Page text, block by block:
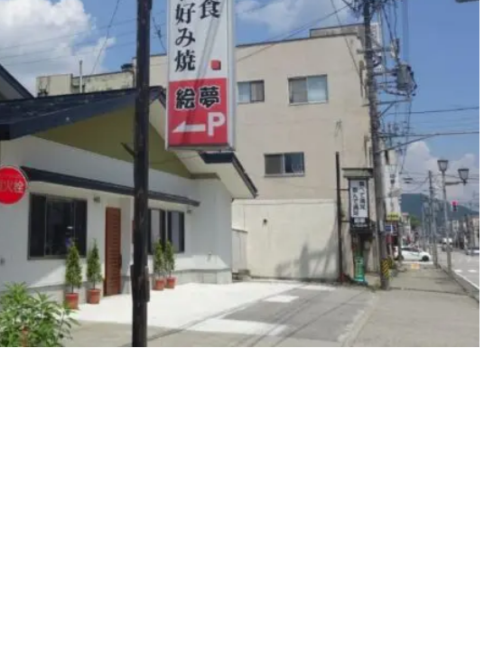
FURUSATO TAX
ふるさと納税
白馬村までのアクセス 白馬村内の交通情報 会社概要採用情報 プライバシーポリシー